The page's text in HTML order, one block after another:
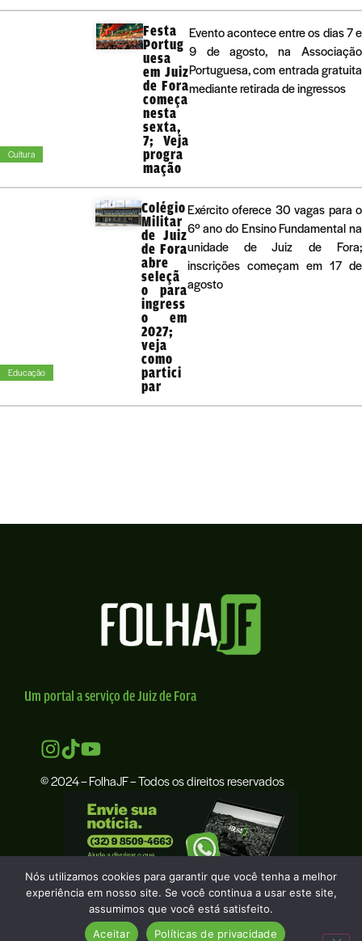
Cultura
Festa
Portug
uesa
em Juiz
de Fora
começa
nesta
sexta,
7; Veja
progra
mação
Evento acontece entre os dias 7 e
9 de agosto, na Associação
Portuguesa, com entrada gratuita
mediante retirada de ingressos
Educação
Colégio
Militar
de Juiz
de Fora
abre
seleçã
o para
ingress
o em
2027;
veja
como
partici
par
Exército oferece 30 vagas para o
6º ano do Ensino Fundamental na
unidade de Juiz de Fora;
inscrições começam em 17 de
agosto
Um portal a serviço de Juiz de Fora
© 2024 – FolhaJF – Todos os direitos reservados
Nós utilizamos cookies para garantir que você tenha a melhor
experiência em nosso site. Se você continua a usar este site,
assumimos que você está satisfeito.
Aceitar
Políticas de privacidade